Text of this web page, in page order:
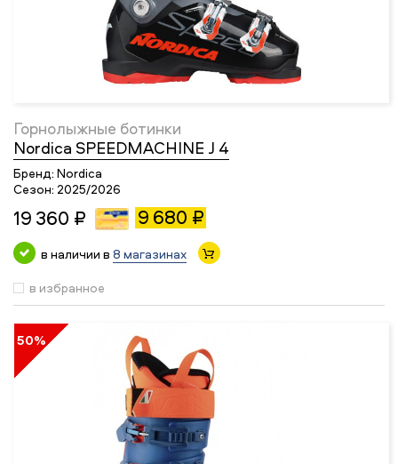
Горнолыжные ботинки
Nordica SPEEDMACHINE J 4
Бренд: Nordica
Сезон: 2025/2026
19 360 ₽ 9 680 ₽
в наличии в 8 магазинах
в избранное
50%